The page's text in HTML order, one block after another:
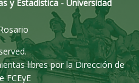
y Estadística - Universidad
libres por la Dirección de
FCEyE